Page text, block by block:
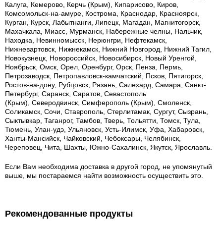
Калуга, Кемерово, Керчь (Крым), Кипарисово, Киров,
Комсомольск-на-амуре, Кострома, Краснодар, Красноярск,
Курган, Курск, Лабытнанги, Липецк, Магадан, Магнитогорск,
Махачкала, Миасс, Мурманск, Набережные челны, Нальчик,
Находка, Невинномысск, Нерюнгри, Нефтекамск,
Нижневартовск, Нижнекамск, Нижний Новгород, Нижний Тагил,
Новокузнецк, Новороссийск, Новосибирск, Новый Уренгой,
Ноябрьск, Омск, Орел, Оренбург, Орск, Пенза, Пермь,
Петрозаводск, Петропавловск-камчатский, Псков, Пятигорск,
Ростов-на-дону, Рубцовск, Рязань, Салехард, Самара, Санкт-
Петербург, Саранск, Саратов, Севастополь
(Крым), Северодвинск, Симферополь (Крым), Смоленск,
Соликамск, Сочи, Ставрополь, Стерлитамак, Сургут, Сызрань,
Сыктывкар, Таганрог, Тамбов, Тверь, Тольятти, Томск, Тула,
Тюмень, Улан-удэ, Ульяновск, Усть-Илимск, Уфа, Хабаровск,
Ханты-Мансийск, Чайковский, Чебоксары, Челябинск,
Череповец, Чита, Шахты, Южно-Сахалинск, Якутск, Ярославль.
Если Вам необходима доставка в другой город, не упомянутый
выше, мы постараемся найти возможность осуществить это.
Рекомендованные продукты